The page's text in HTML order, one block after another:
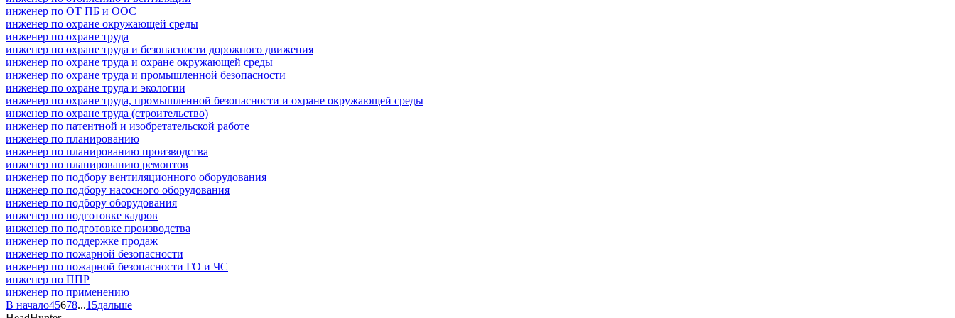
инженер по ОТ ПБ и ООС
инженер по охране окружающей среды
инженер по охране труда
инженер по охране труда и безопасности дорожного движения
инженер по охране труда и охране окружающей среды
инженер по охране труда и промышленной безопасности
инженер по охране труда и экологии
инженер по охране труда, промышленной безопасности и охране окружающей среды
инженер по охране труда (строительство)
инженер по патентной и изобретательской работе
инженер по планированию
инженер по планированию производства
инженер по планированию ремонтов
инженер по подбору вентиляционного оборудования
инженер по подбору насосного оборудования
инженер по подбору оборудования
инженер по подготовке кадров
инженер по подготовке производства
инженер по поддержке продаж
инженер по пожарной безопасности
инженер по пожарной безопасности ГО и ЧС
инженер по ППР
инженер по применению
В начало45678...15дальше